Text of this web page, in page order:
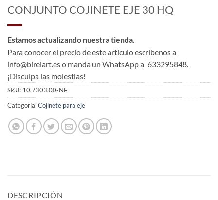
CONJUNTO COJINETE EJE 30 HQ
Estamos actualizando nuestra tienda.
Para conocer el precio de este artículo escríbenos a
info@birelart.es o manda un WhatsApp al 633295848.
¡Disculpa las molestias!
SKU: 10.7303.00-NE
Categoría:Cojinete para eje
DESCRIPCIÓN